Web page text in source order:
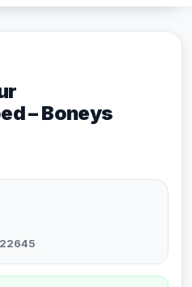
– Boneys
22645